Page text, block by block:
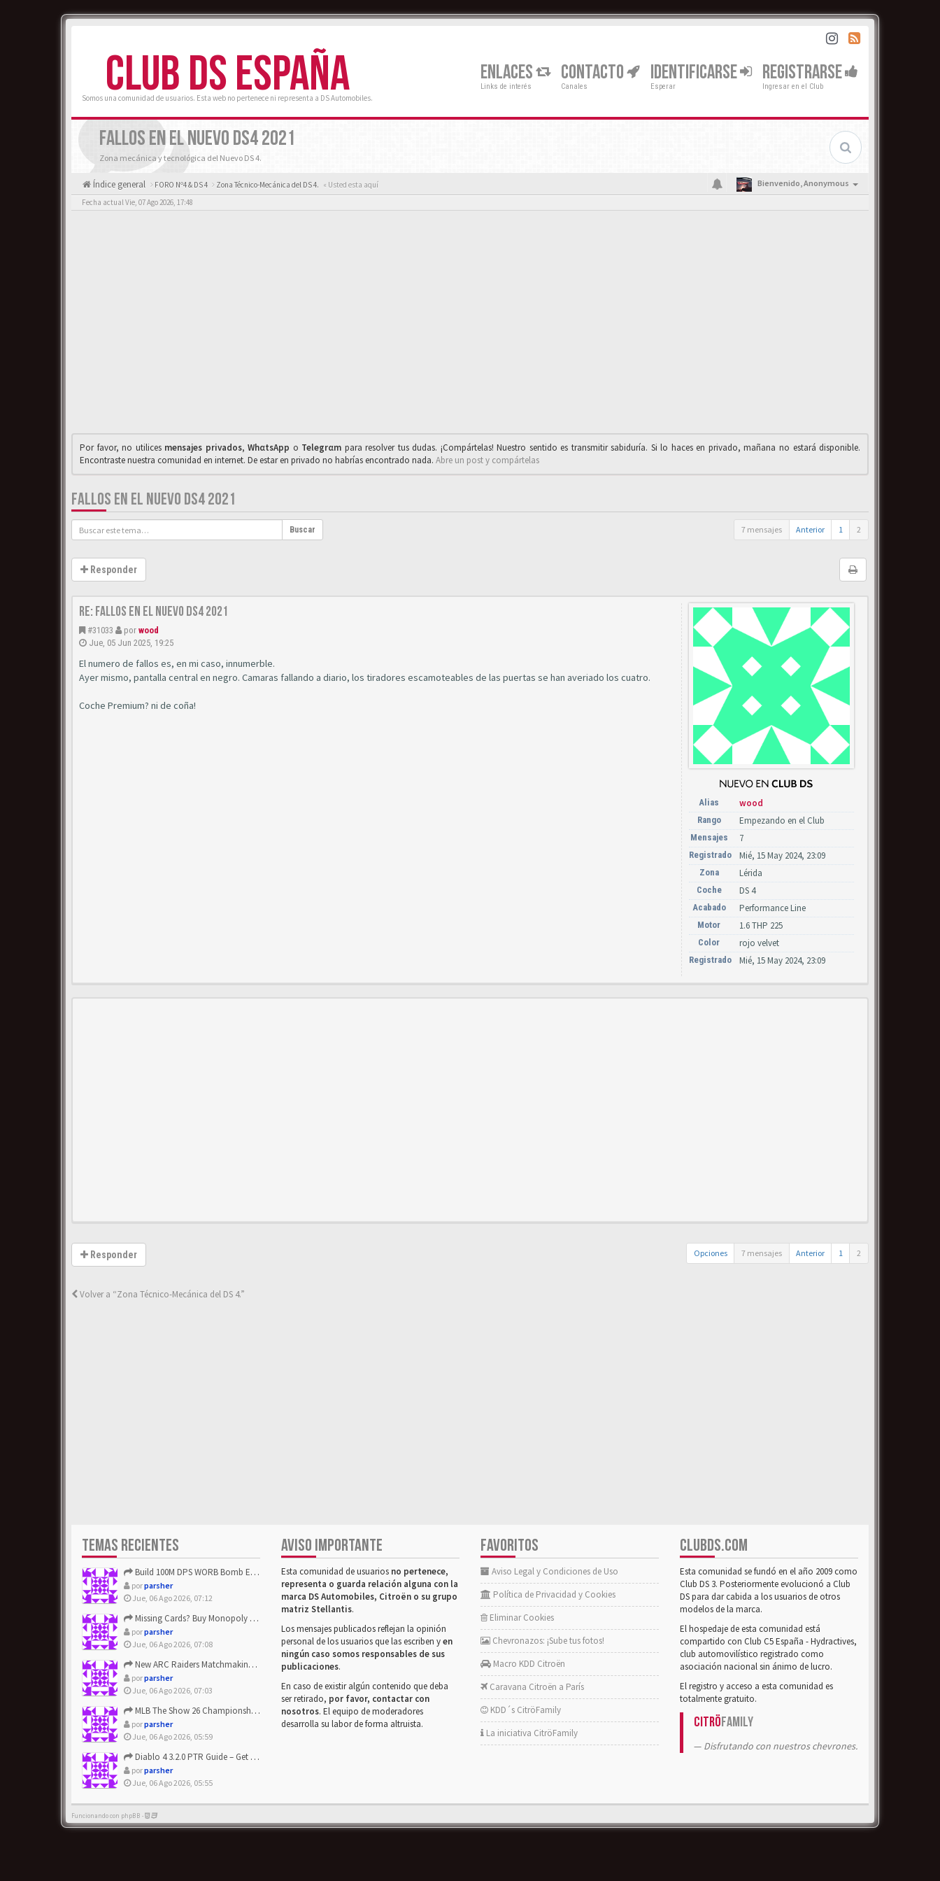
CLUB DS ESPAÑA
Somos una comunidad de usuarios. Esta web no pertenece ni representa a DS Automobiles.
ENLACES
Links de interés
CONTACTO
Canales
IDENTIFICARSE
Esperar
REGISTRARSE
Ingresar en el Club
FALLOS EN EL NUEVO DS4 2021
Zona mecánica y tecnológica del Nuevo DS 4.
Índice general FORO Nº4 & DS 4 Zona Técnico-Mecánica del DS 4. « Usted esta aquí Bienvenido,Anonymous
Fecha actual Vie, 07 Ago 2026, 17:48
Por favor, no utilices mensajes privados,WhαtsApp o Telegrαm para resolver tus dudas. ¡Compártelas! Nuestro sentido es transmitir sabiduría. Si lo haces en privado, mañana no estará disponible.
Encontraste nuestra comunidad en internet. De estar en privado no habrías encontrado nada. Abre un post y compártelas
FALLOS EN EL NUEVO DS4 2021
Buscar 7 mensajes Anterior 1 2
Responder
Re: Fallos en el nuevo DS4 2021
#31033 por wood
Jue, 05 Jun 2025, 19:25
El numero de fallos es, en mi caso, innumerble.
Ayer mismo, pantalla central en negro. Camaras fallando a diario, los tiradores escamoteables de las puertas se han averiado los cuatro.
Coche Premium? ni de coña!
Alias wood
Rango Empezando en el Club
Mensajes 7
Registrado Mié, 15 May 2024, 23:09
Zona Lérida
Coche DS 4
Acabado Performance Line
Motor 1.6 THP 225
Color rojo velvet
Registrado Mié, 15 May 2024, 23:09
Responder Opciones 7 mensajes Anterior 1 2
Volver a “Zona Técnico-Mecánica del DS 4.”
TEMAS RECIENTES
Build 100M DPS WORB Bomb Elementalist Fast - Grab POE Curren...
porparsher
Jue, 06 Ago 2026, 07:12
Missing Cards? Buy Monopoly Go Happy Harvest with Looney Tun...
porparsher
Jue, 06 Ago 2026, 07:08
New ARC Raiders Matchmaking Update: Stop Failed - Grab Bluep...
porparsher
Jue, 06 Ago 2026, 07:03
MLB The Show 26 Championship Series Update! Get Cheap & ...
porparsher
Jue, 06 Ago 2026, 05:59
Diablo 4 3.2.0 PTR Guide – Get 8% Off Items Quickly to Test ...
porparsher
Jue, 06 Ago 2026, 05:55
AVISO IMPORTANTE
Esta comunidad de usuarios no pertenece,
representa o guarda relación alguna con la
marca DS Automobiles, Citroën o su grupo
matriz Stellantis.
Los mensajes publicados reflejan la opinión
personal de los usuarios que las escriben yen
ningún caso somos responsables de sus
publicaciones.
En caso de existir algún contenido que deba
ser retirado, por favor, contactar con
nosotros. El equipo de moderadores
desarrolla su labor de forma altruista.
FAVORITOS
Aviso Legal y Condiciones de Uso
Política de Privacidad y Cookies
Eliminar Cookies
Chevronazos: ¡Sube tus fotos!
Macro KDD Citroën
Caravana Citroën a París
KDD´s CitröFamily
La iniciativa CitröFamily
CLUBDS.COM
Esta comunidad se fundó en el año 2009 como
Club DS 3. Posteriormente evolucionó a Club
DS para dar cabida a los usuarios de otros
modelos de la marca.
El hospedaje de esta comunidad está
compartido con Club C5 España - Hydractives,
club automovilístico registrado como
asociación nacional sin ánimo de lucro.
El registro y acceso a esta comunidad es
totalmente gratuito.
CitröFamily
Disfrutando con nuestros chevrones.
Funcionando con phpBB -